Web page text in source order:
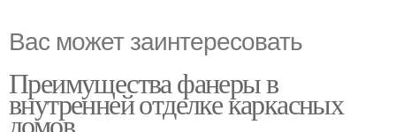
Вас может заинтересовать
Преимущества фанеры в
внутренней отделке каркасных
домов